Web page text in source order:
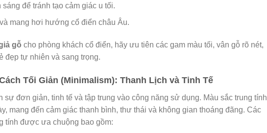
để tránh tạo cảm giác u tối.
mang hơi hướng cổ điển châu Âu.
gỗ cho phòng khách cổ điển, hãy ưu tiên các gam màu tối, vân gỗ rõ nét,
đẹp tự nhiên và sang trọng.
Tối Giản (Minimalism): Thanh Lịch và Tinh Tế
sự đơn giản, tinh tế và tập trung vào công năng sử dụng. Màu sắc trung tính
mang đến cảm giác thanh bình, thư thái và không gian thoáng đãng. Các
tính được ưa chuộng bao gồm: